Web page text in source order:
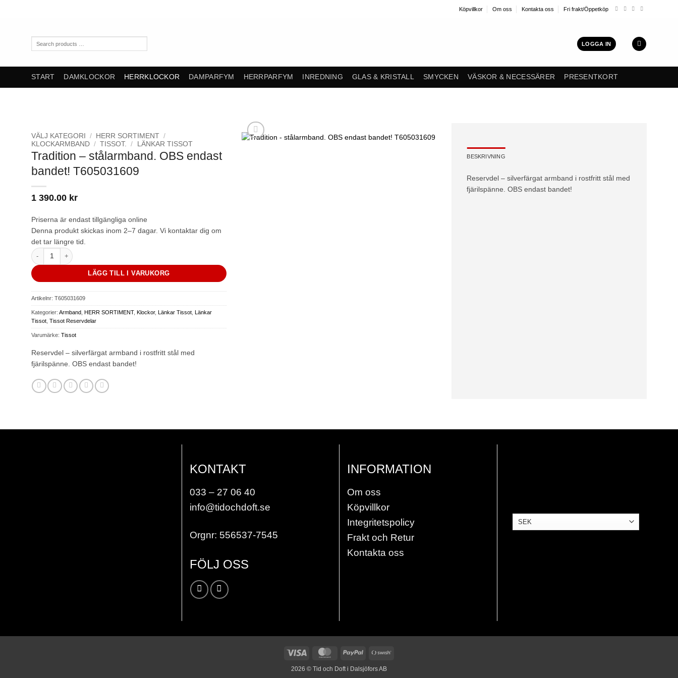
Köpvillkor Om oss Kontakta oss Fri frakt/Öppetköp
LOGGA IN
START DAMKLOCKOR HERRKLOCKOR DAMPARFYM HERRPARFYM INREDNING GLAS & KRISTALL SMYCKEN VÄSKOR & NECESSÄRER PRESENTKORT
VÄLJ KATEGORI / HERR SORTIMENT /
KLOCKARMBAND / TISSOT. / LÄNKAR TISSOT
Tradition – stålarmband. OBS endast
bandet! T605031609
1 390.00 kr
Priserna är endast tillgängliga online
Denna produkt skickas inom 2–7 dagar. Vi kontaktar dig om
det tar längre tid.
Tradition - stålarmband. OBS endast bandet! T605031609 mängd
LÄGG TILL I VARUKORG
Artikelnr: T605031609
Kategorier: Armband HERR SORTIMENT, Klockor, Länkar Tissot Länkar
Tissot Tissot Reservdelar
Varumärke: Tissot
Reservdel – silverfärgat armband i rostfritt stål med
fjärilspänne. OBS endast bandet!
BESKRIVNING
Reservdel – silverfärgat armband i rostfritt stål med
fjärilspänne. OBS endast bandet!
KONTAKT
033 – 27 06 40
info@tidochdoft.se
Orgnr: 556537-7545
FÖLJ OSS
INFORMATION
Om oss
Köpvillkor
Integritetspolicy
Frakt och Retur
Kontakta oss
MasterCardPayPal
Swish
2026 © Tid och Doft i Dalsjöfors AB